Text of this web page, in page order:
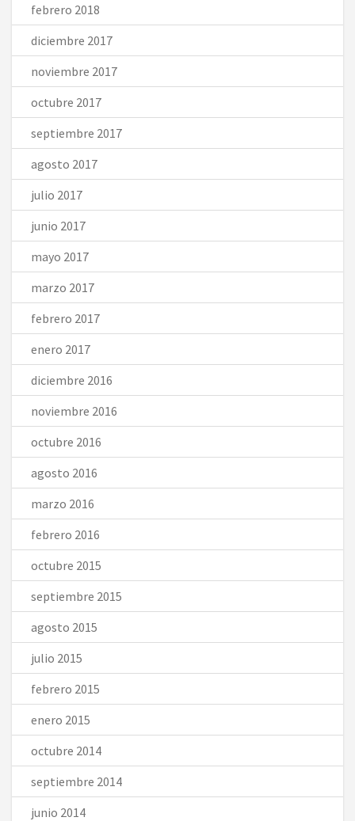
febrero 2018
diciembre 2017
noviembre 2017
octubre 2017
septiembre 2017
agosto 2017
julio 2017
junio 2017
mayo 2017
marzo 2017
febrero 2017
enero 2017
diciembre 2016
noviembre 2016
octubre 2016
agosto 2016
marzo 2016
febrero 2016
octubre 2015
septiembre 2015
agosto 2015
julio 2015
febrero 2015
enero 2015
octubre 2014
septiembre 2014
junio 2014